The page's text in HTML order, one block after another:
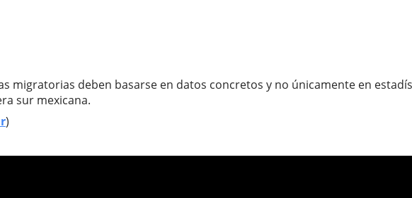
migratorias deben basarse en datos concretos y no únicamente en
sur mexicana.
)